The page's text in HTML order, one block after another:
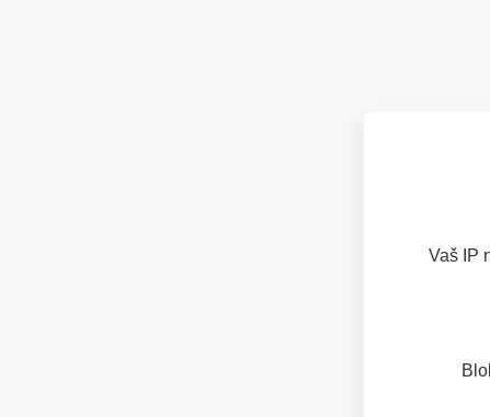
Vaš IP